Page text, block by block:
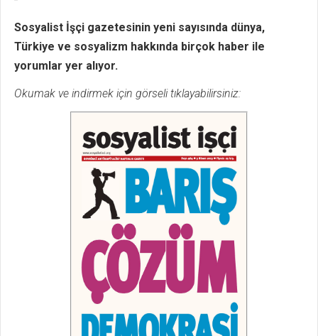
Sosyalist İşçi gazetesinin yeni sayısında dünya,
Türkiye ve sosyalizm hakkında birçok haber ile
yorumlar yer alıyor.
Okumak ve indirmek için görseli tıklayabilirsiniz: